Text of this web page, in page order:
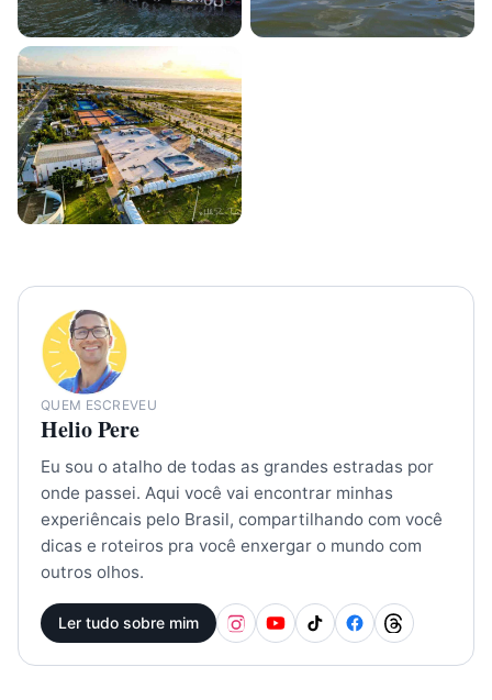
QUEM ESCREVEU
Helio Pere
Eu sou o atalho de todas as grandes estradas por
onde passei. Aqui você vai encontrar minhas
experiêncais pelo Brasil, compartilhando com você
dicas e roteiros pra você enxergar o mundo com
outros olhos.
Ler tudo sobre mim